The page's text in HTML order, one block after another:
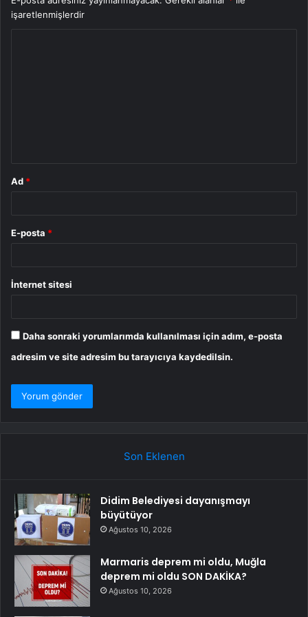
işaretlenmişlerdir
Ad *
E-posta *
İnternet sitesi
Daha sonraki yorumlarımda kullanılması için adım, e-posta
adresim ve site adresim bu tarayıcıya kaydedilsin.
Son Eklenen
Didim Belediyesi dayanışmayı
büyütüyor
Ağustos 10, 2026
Marmaris deprem mi oldu, Muğla
deprem mi oldu SON DAKİKA?
Ağustos 10, 2026